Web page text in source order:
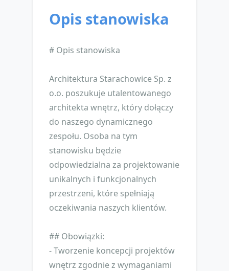
Opis stanowiska
# Opis stanowiska
Architektura Starachowice Sp. z
o.o. poszukuje utalentowanego
architekta wnętrz, który dołączy
do naszego dynamicznego
zespołu. Osoba na tym
stanowisku będzie
odpowiedzialna za projektowanie
unikalnych i funkcjonalnych
przestrzeni, które spełniają
oczekiwania naszych klientów.
## Obowiązki:
- Tworzenie koncepcji projektów
wnętrz zgodnie z wymaganiami